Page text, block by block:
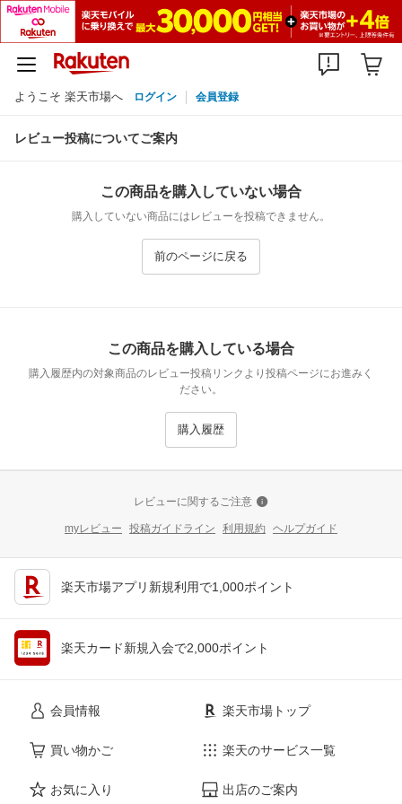
ようこそ 楽天市場へ ログイン 会員登録
レビュー投稿についてご案内
この商品を購入していない場合
購入していない商品にはレビューを投稿できません。
前のページに戻る
この商品を購入している場合
購入履歴内の対象商品のレビュー投稿リンクより投稿ページにお進みく
ださい。
購入履歴
レビューに関するご注意
myレビュー 投稿ガイドライン 利用規約 ヘルプガイド
楽天市場アプリ新規利用で1,000ポイント
楽天カード新規入会で2,000ポイント
会員情報
買い物かご
お気に入り
楽天市場トップ
楽天のサービス一覧
出店のご案内